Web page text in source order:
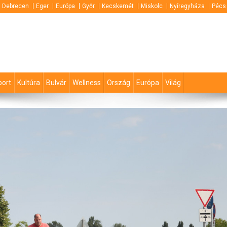
Debrecen Eger Európa Győr Kecskemét Miskolc Nyíregyháza Pécs
Kultúra Bulvár Wellness Ország Európa Világ